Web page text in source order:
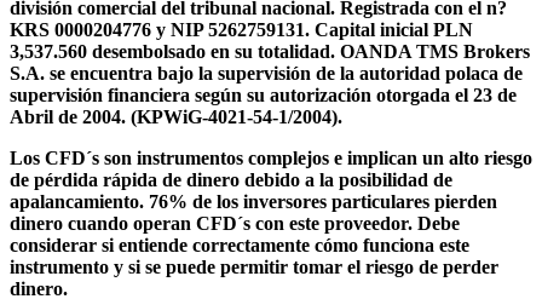
división comercial del tribunal nacional. Registrada con el n?
KRS 0000204776 y NIP 5262759131. Capital inicial PLN
3,537.560 desembolsado en su totalidad. OANDA TMS Brokers
S.A. se encuentra bajo la supervisión de la autoridad polaca de
supervisión financiera según su autorización otorgada el 23 de
Abril de 2004. (KPWiG-4021-54-1/2004).
Los CFD´s son instrumentos complejos e implican un alto riesgo
de pérdida rápida de dinero debido a la posibilidad de
apalancamiento. 76% de los inversores particulares pierden
dinero cuando operan CFD´s con este proveedor. Debe
considerar si entiende correctamente cómo funciona este
instrumento y si se puede permitir tomar el riesgo de perder
dinero.